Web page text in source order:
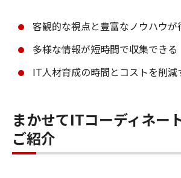
客観的な視点と豊富なノウハウが
多様な情報が短時間で収集できる
IT人材育成の時間とコストを削減
まかせてITコーディネー
ご紹介